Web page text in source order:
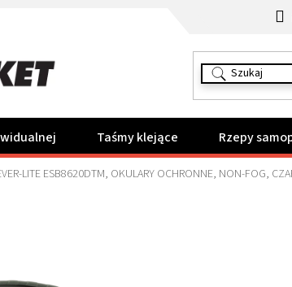
Taśmy klejące Rzepy
LITE ESB8620DTM, OKULARY OCHRONNE, NON-FOG,